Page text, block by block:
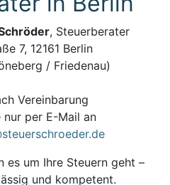
, Steuerberater
7, 12161 Berlin
/ Friedenau)
Vereinbarung
nur per E-Mail an
es um Ihre Steuern geht –
und kompetent.